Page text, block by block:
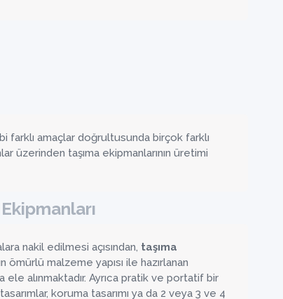
farklı amaçlar doğrultusunda birçok farklı
üzerinden taşıma ekipmanlarının üretimi
nakil edilmesi açısından, taşıma
malzeme yapısı ile hazırlanan
ele alınmaktadır. Ayrıca pratik ve portatif bir
koruma tasarımı ya da 2 veya 3 ve 4